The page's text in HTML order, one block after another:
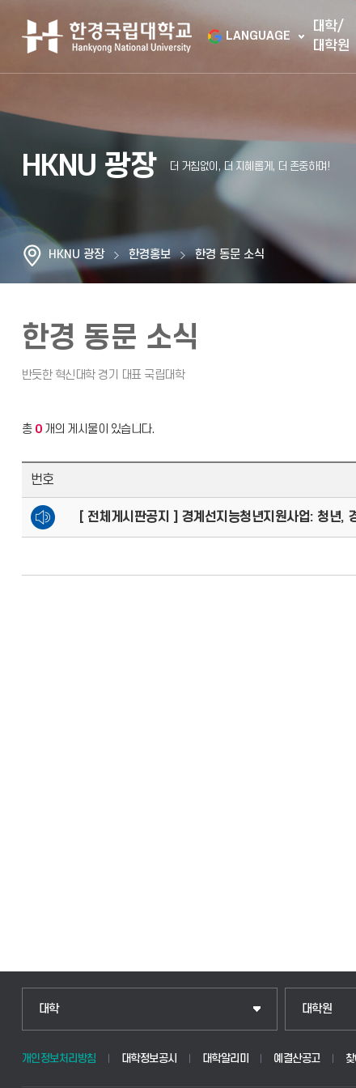
LANGUAGE
대학/
대학원
HKNU 광장
HKNU 광장 한경홍보 한경 동문 소식
한경 동문 소식
총 0개의 게시물이 있습니다.
번호
[ 전체게시판공지 ] 경계선지능청년지원사업: 청
대학 대학원
개인정보처리방침 대학정보공시 대학알리미 예결산공고